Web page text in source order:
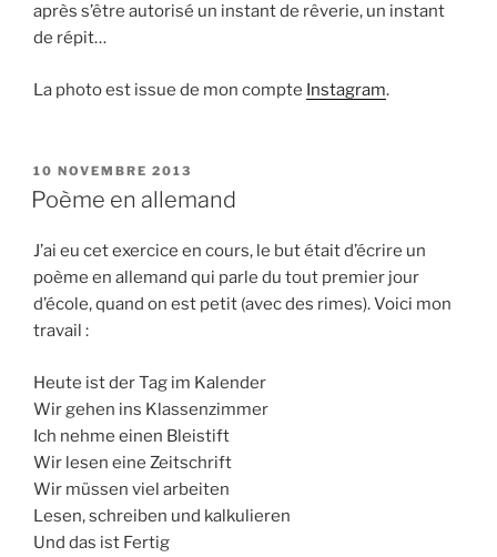
après s’être autorisé un instant de rêverie, un instant
de répit…
La photo est issue de mon compte Instagram.
P
U
B
L
E
10 NOVEMBRE 2013
Poème en allemand
J’ai eu cet exercice en cours, le but était d’écrire un
poème en allemand qui parle du tout premier jour
d’école, quand on est petit (avec des rimes). Voici mon
travail :
Heute ist der Tag im Kalender
Wir gehen ins Klassenzimmer
Ich nehme einen Bleistift
Wir lesen eine Zeitschrift
Wir müssen viel arbeiten
Lesen, schreiben und kalkulieren
Und das ist Fertig